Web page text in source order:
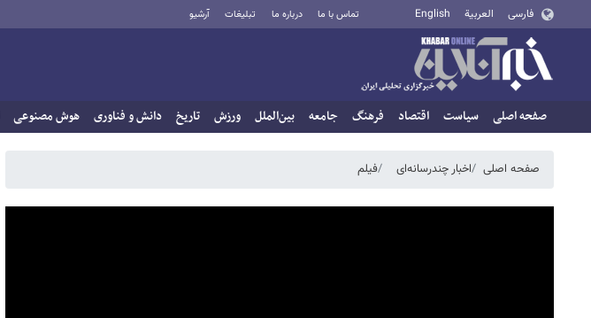
فارسی العربية English تماس با ما درباره ما تبلیغات آرشیو
صفحه اصلی سیاست اقتصاد فرهنگ جامعه بین‌الملل ورزش تاریخ دانش و فناوری هوش مصنوعی
صفحه اصلی اخبار چندرسانه‌ای فیلم